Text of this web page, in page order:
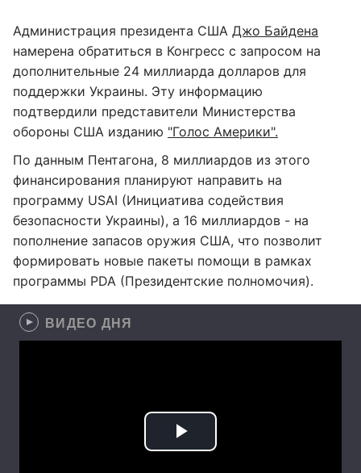
Администрация президента США Джо Байдена
намерена обратиться в Конгресс с запросом на
дополнительные 24 миллиарда долларов для
поддержки Украины. Эту информацию
подтвердили представители Министерства
обороны США изданию "Голос Америки".
По данным Пентагона, 8 миллиардов из этого
финансирования планируют направить на
программу USAI (Инициатива содействия
безопасности Украины), а 16 миллиардов - на
пополнение запасов оружия США, что позволит
формировать новые пакеты помощи в рамках
программы PDA (Президентские полномочия).
ВИДЕО ДНЯ